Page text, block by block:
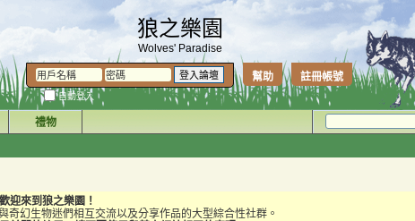
狼之樂園
Wolves' Paradise
註冊帳號
幫助
自動登入
禮物
歡迎來到狼之樂園！
奇幻生物迷們相互交流以及分享作品的大型綜合性社群。